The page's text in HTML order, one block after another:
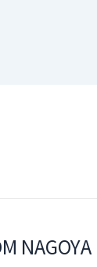
NAGOYA